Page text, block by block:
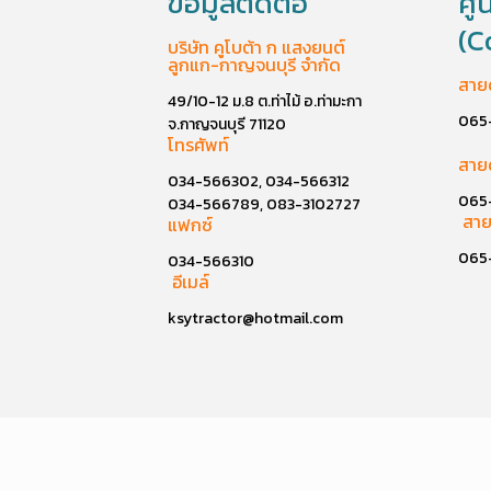
บริษัท คูโบต้า ก แสงยนต์
ลูกแก-กาญจนบุรี จำกัด
49/10-12 ม.8 ต.ท่าไม้ อ.ท่ามะกา
จ.กาญจนบุรี 71120
โทรศัพท์
034-566302, 034-566312
034-566789, 083-3102727
แฟกซ์
034-566310
อีเมล์
ksytractor@hotmail.com
สา
สา
สา